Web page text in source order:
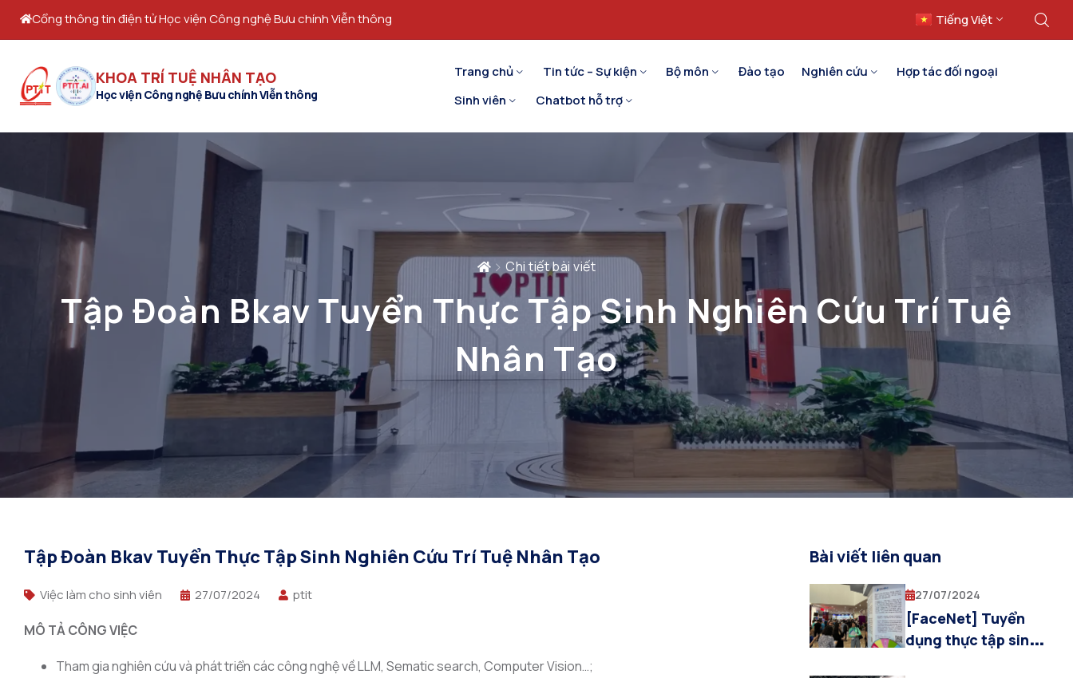
Cổng thông tin điện tử Học viện Công nghệ Bưu chính Viễn thông Tiếng Việt
English
KHOA TRÍ TUỆ NHÂN TẠO
Học viện Công nghệ Bưu chính Viễn thông
Trang chủ Tin tức – Sự kiện Bộ môn Đào tạo Nghiên cứu
Hợp tác đối ngoại
Sinh viên
Chatbot hỗ trợ
Chi tiết bài viết
Tập Đoàn Bkav Tuyển Thực Tập Sinh Nghiên Cứu Trí Tuệ
Nhân Tạo
Tập Đoàn Bkav Tuyển Thực Tập Sinh Nghiên Cứu Trí Tuệ Nhân Tạo
Việc làm cho sinh viên 27/07/2024 ptit
MÔ TẢ CÔNG VIỆC
Tham gia nghiên cứu và phát triển các công nghệ về LLM, Sematic search, Computer Vision…;
Bài viết liên quan
27/07/2024
[FaceNet] Tuyển
dụng thực tập sinh